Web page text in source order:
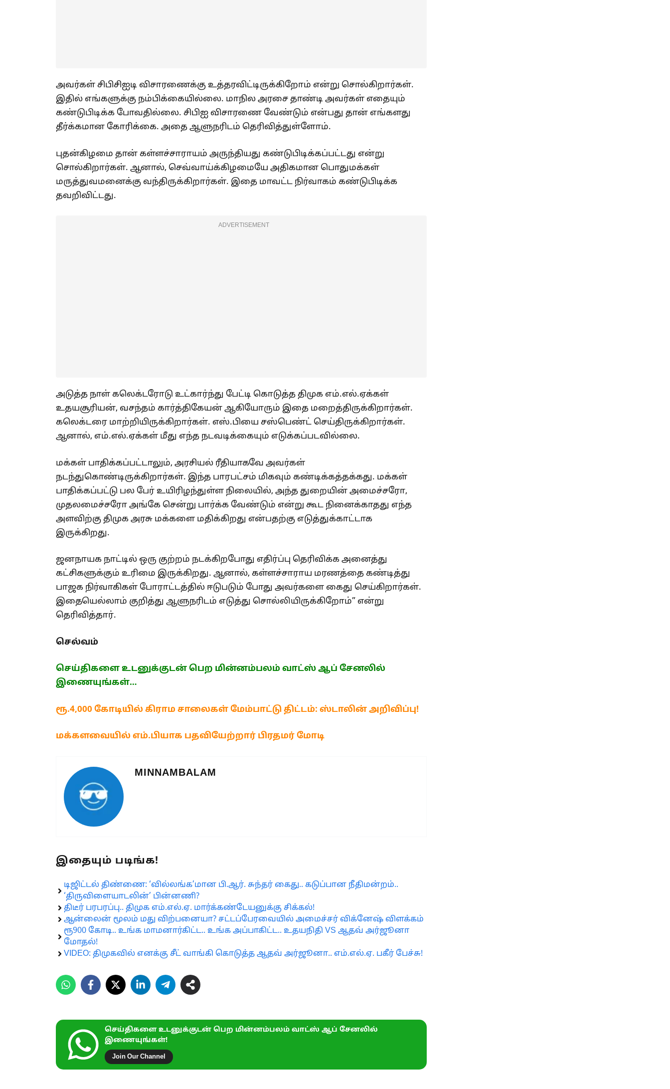
அவர்கள் சிபிசிஐடி விசாரணைக்கு உத்தரவிட்டிருக்கிறோம் என்று சொல்கிறார்கள்.
இதில் எங்களுக்கு நம்பிக்கையில்லை. மாநில அரசை தாண்டி அவர்கள் எதையும்
கண்டுபிடிக்க போவதில்லை. சிபிஐ விசாரணை வேண்டும் என்பது தான் எங்களது
தீர்க்கமான கோரிக்கை. அதை ஆளுநரிடம் தெரிவித்துள்ளோம்.
புதன்கிழமை தான் கள்ளச்சாராயம் அருந்தியது கண்டுபிடிக்கப்பட்டது என்று
சொல்கிறார்கள். ஆனால், செவ்வாய்க்கிழமையே அதிகமான பொதுமக்கள்
மருத்துவமனைக்கு வந்திருக்கிறார்கள். இதை மாவட்ட நிர்வாகம் கண்டுபிடிக்க
தவறிவிட்டது.
ADVERTISEMENT
அடுத்த நாள் கலெக்டரோடு உட்கார்ந்து பேட்டி கொடுத்த திமுக எம்.எல்.ஏக்கள்
உதயசூரியன், வசந்தம் கார்த்திகேயன் ஆகியோரும் இதை மறைத்திருக்கிறார்கள்.
கலெக்டரை மாற்றியிருக்கிறார்கள். எஸ்.பியை சஸ்பெண்ட் செய்திருக்கிறார்கள்.
ஆனால், எம்.எல்.ஏக்கள் மீது எந்த நடவடிக்கையும் எடுக்கப்படவில்லை.
மக்கள் பாதிக்கப்பட்டாலும், அரசியல் ரீதியாகவே அவர்கள்
நடந்துகொண்டிருக்கிறார்கள். இந்த பாரபட்சம் மிகவும் கண்டிக்கத்தக்கது. மக்கள்
பாதிக்கப்பட்டு பல பேர் உயிரிழந்துள்ள நிலையில், அந்த துறையின் அமைச்சரோ,
முதலமைச்சரோ அங்கே சென்று பார்க்க வேண்டும் என்று கூட நினைக்காதது எந்த
அளவிற்கு திமுக அரசு மக்களை மதிக்கிறது என்பதற்கு எடுத்துக்காட்டாக
இருக்கிறது.
ஜனநாயக நாட்டில் ஒரு குற்றம் நடக்கிறபோது எதிர்ப்பு தெரிவிக்க அனைத்து
கட்சிகளுக்கும் உரிமை இருக்கிறது. ஆனால், கள்ளச்சாராய மரணத்தை கண்டித்து
பாஜக நிர்வாகிகள் போராட்டத்தில் ஈடுபடும் போது அவர்களை கைது செய்கிறார்கள்.
இதையெல்லாம் குறித்து ஆளுநரிடம் எடுத்து சொல்லியிருக்கிறோம்” என்று
தெரிவித்தார்.
செல்வம்
செய்திகளை உடனுக்குடன் பெற மின்னம்பலம் வாட்ஸ் ஆப் சேனலில்
இணையுங்கள்…
ரூ.4,000 கோடியில் கிராம சாலைகள் மேம்பாட்டு திட்டம்: ஸ்டாலின் அறிவிப்பு!
மக்களவையில் எம்.பியாக பதவியேற்றார் பிரதமர் மோடி
MINNAMBALAM
இதையும் படிங்க!
டிஜிட்டல் திண்ணை: ‘வில்லங்க’மான பி.ஆர். சுந்தர் கைது.. கடுப்பான நீதிமன்றம்..
‘திருவிளையாடலின்’ பின்னணி?
திடீர் பரபரப்பு.. திமுக எம்.எல்.ஏ. மார்க்கண்டேயனுக்கு சிக்கல்!
ஆன்லைன் மூலம் மது விற்பனையா? சட்டப்பேரவையில் அமைச்சர் விக்னேஷ் விளக்கம்
ரூ900 கோடி.. உங்க மாமனார்கிட்ட.. உங்க அப்பாகிட்ட.. உதயநிதி VS ஆதவ் அர்ஜூனா
மோதல்!
VIDEO: திமுகவில் எனக்கு சீட் வாங்கி கொடுத்த ஆதவ் அர்ஜூனா.. எம்.எல்.ஏ. பகீர் பேச்சு!
செய்திகளை உடனுக்குடன் பெற மின்னம்பலம் வாட்ஸ் ஆப் சேனலில்
இணையுங்கள்!
Join Our Channel